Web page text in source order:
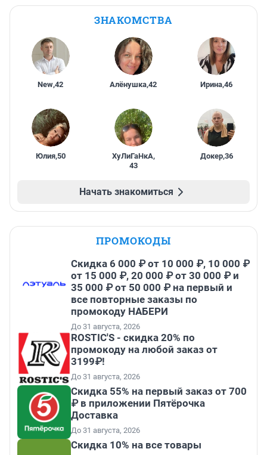
ЗНАКОМСТВА
New,42 Алёнушка,42 Ирина,46
Юлия,50 ХуЛиГаНкА,
43
Докер,36
Начать знакомиться
ПРОМОКОДЫ
Скидка 6 000 ₽ от 10 000 ₽, 10 000 ₽
от 15 000 ₽, 20 000 ₽ от 30 000 ₽ и
35 000 ₽ от 50 000 ₽ на первый и
все повторные заказы по
промокоду НАБЕРИ
До 31 августа, 2026
ROSTIC'S - скидка 20% по
промокоду на любой заказ от
3199₽!
До 31 августа, 2026
Скидка 55% на первый заказ от 700
₽ в приложении Пятёрочка
Доставка
До 31 августа, 2026
Скидка 10% на все товары